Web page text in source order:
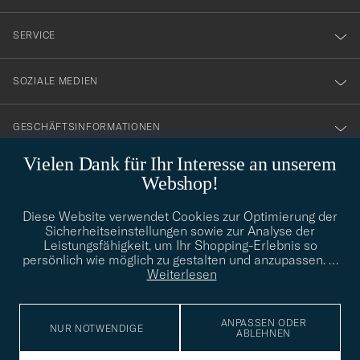
Vielen Dank für Ihr Interesse an unserem
Webshop!
Diese Website verwendet Cookies zur Optimierung der
Sicherheitseinstellungen sowie zur Analyse der
Leistungsfähigkeit, um Ihr Shopping-Erlebnis so
persönlich wie möglich zu gestalten und anzupassen. …
Weiterlesen
NUR NOTWENDIGE
ANPASSEN ODER
ABLEHNEN
vårt
nyhetsbrev!
SERVICE
SOZIALE MEDIEN
GESCHÄFTSINFORMATIONEN
info@careofcarl.de
Benötigen Sie Hilfe bei der Suche nach Ihrem persönlichen Stil?
Wenden Sie sich an uns, wir helfen Ihnen gerne weiter!
STILBERATUNG